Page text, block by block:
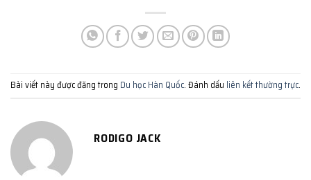
Bài viết này được đăng trong Du học Hàn Quốc. Đánh dấu liên kết thường trực.
RODIGO JACK